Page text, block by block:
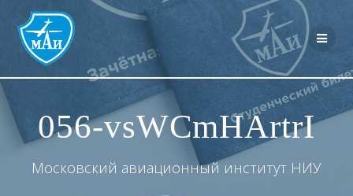
Перейти
контенту
056-vsWCmHArtrI
Московский авиационный институт НИУ